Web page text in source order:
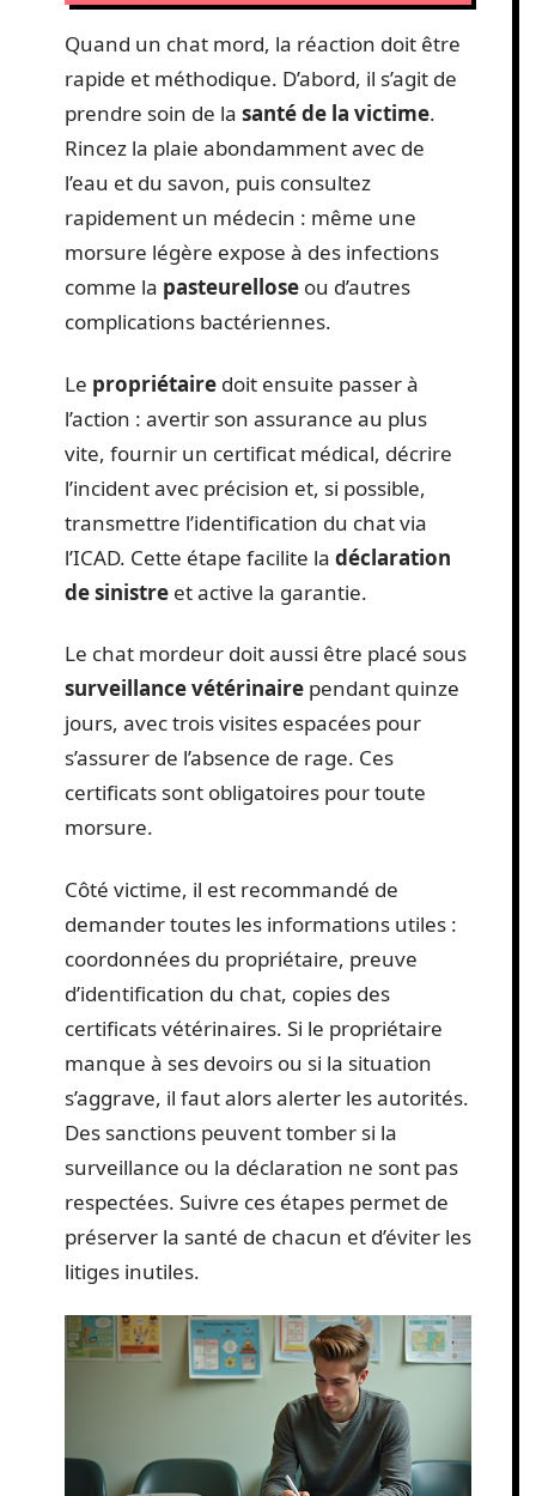
Quand un chat mord, la réaction doit être
rapide et méthodique. D’abord, il s’agit de
prendre soin de la santé de la victime.
Rincez la plaie abondamment avec de
l’eau et du savon, puis consultez
rapidement un médecin : même une
morsure légère expose à des infections
comme la pasteurellose ou d’autres
complications bactériennes.
Le propriétaire doit ensuite passer à
l’action : avertir son assurance au plus
vite, fournir un certificat médical, décrire
l’incident avec précision et, si possible,
transmettre l’identification du chat via
l’ICAD. Cette étape facilite la déclaration
de sinistre et active la garantie.
Le chat mordeur doit aussi être placé sous
surveillance vétérinaire pendant quinze
jours, avec trois visites espacées pour
s’assurer de l’absence de rage. Ces
certificats sont obligatoires pour toute
morsure.
Côté victime, il est recommandé de
demander toutes les informations utiles :
coordonnées du propriétaire, preuve
d’identification du chat, copies des
certificats vétérinaires. Si le propriétaire
manque à ses devoirs ou si la situation
s’aggrave, il faut alors alerter les autorités.
Des sanctions peuvent tomber si la
surveillance ou la déclaration ne sont pas
respectées. Suivre ces étapes permet de
préserver la santé de chacun et d’éviter les
litiges inutiles.